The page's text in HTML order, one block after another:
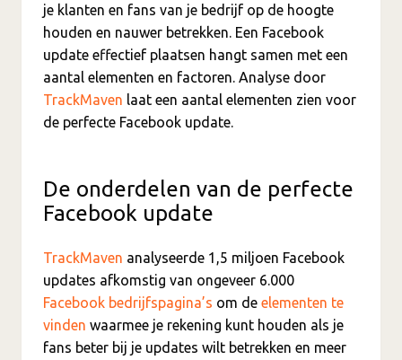
je klanten en fans van je bedrijf op de hoogte
houden en nauwer betrekken. Een Facebook
update effectief plaatsen hangt samen met een
aantal elementen en factoren. Analyse door
TrackMaven laat een aantal elementen zien voor
de perfecte Facebook update.
De onderdelen van de perfecte
Facebook update
TrackMaven analyseerde 1,5 miljoen Facebook
updates afkomstig van ongeveer 6.000
Facebook bedrijfspagina’s om de elementen te
vinden waarmee je rekening kunt houden als je
fans beter bij je updates wilt betrekken en meer